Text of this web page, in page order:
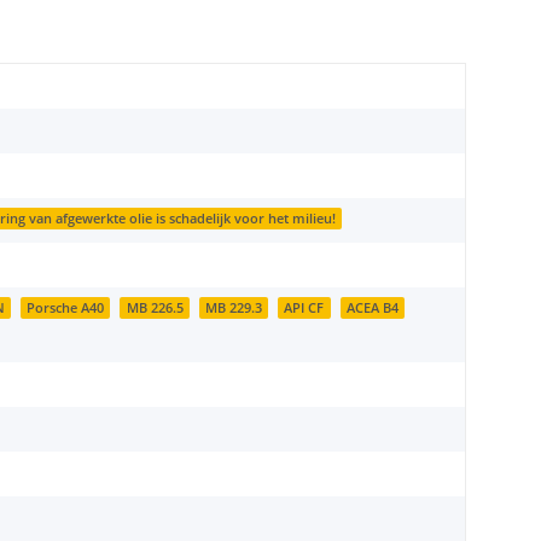
van afgewerkte olie is schadelijk voor het milieu!
Porsche A40 MB 226.5 MB 229.3 API CF
ACEA B4